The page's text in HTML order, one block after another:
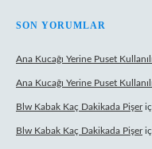
SON YORUMLAR
Ana Kucağı Yerine Puset
Ana Kucağı Yerine Puset
Blw Kabak Kaç Dakikada Pişer
Blw Kabak Kaç Dakikada Pişer